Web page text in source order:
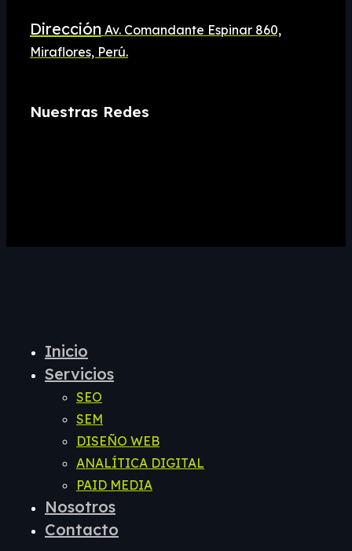
Dirección Av. Comandante Espinar 860,
Miraflores, Perú.
Nuestras Redes
Inicio
Servicios
SEO
SEM
DISEÑO WEB
ANALÍTICA DIGITAL
PAID MEDIA
Nosotros
Contacto